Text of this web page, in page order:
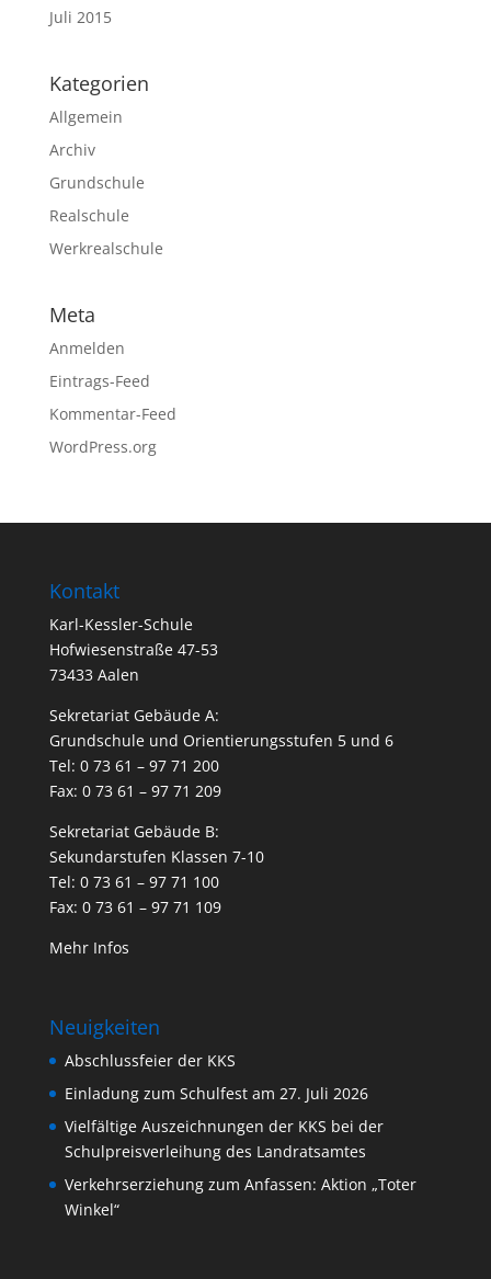
Juli 2015
Kategorien
Allgemein
Archiv
Grundschule
Realschule
Werkrealschule
Meta
Anmelden
Eintrags-Feed
Kommentar-Feed
WordPress.org
Kontakt
Karl-Kessler-Schule
Hofwiesenstraße 47-53
73433 Aalen
Sekretariat Gebäude A:
Grundschule und Orientierungsstufen 5 und 6
Tel: 0 73 61 – 97 71 200
Fax: 0 73 61 – 97 71 209
Sekretariat Gebäude B:
Sekundarstufen Klassen 7-10
Tel: 0 73 61 – 97 71 100
Fax: 0 73 61 – 97 71 109
Mehr Infos
Neuigkeiten
Abschlussfeier der KKS
Einladung zum Schulfest am 27. Juli 2026
Vielfältige Auszeichnungen der KKS bei der
Schulpreisverleihung des Landratsamtes
Verkehrserziehung zum Anfassen: Aktion „Toter
Winkel“